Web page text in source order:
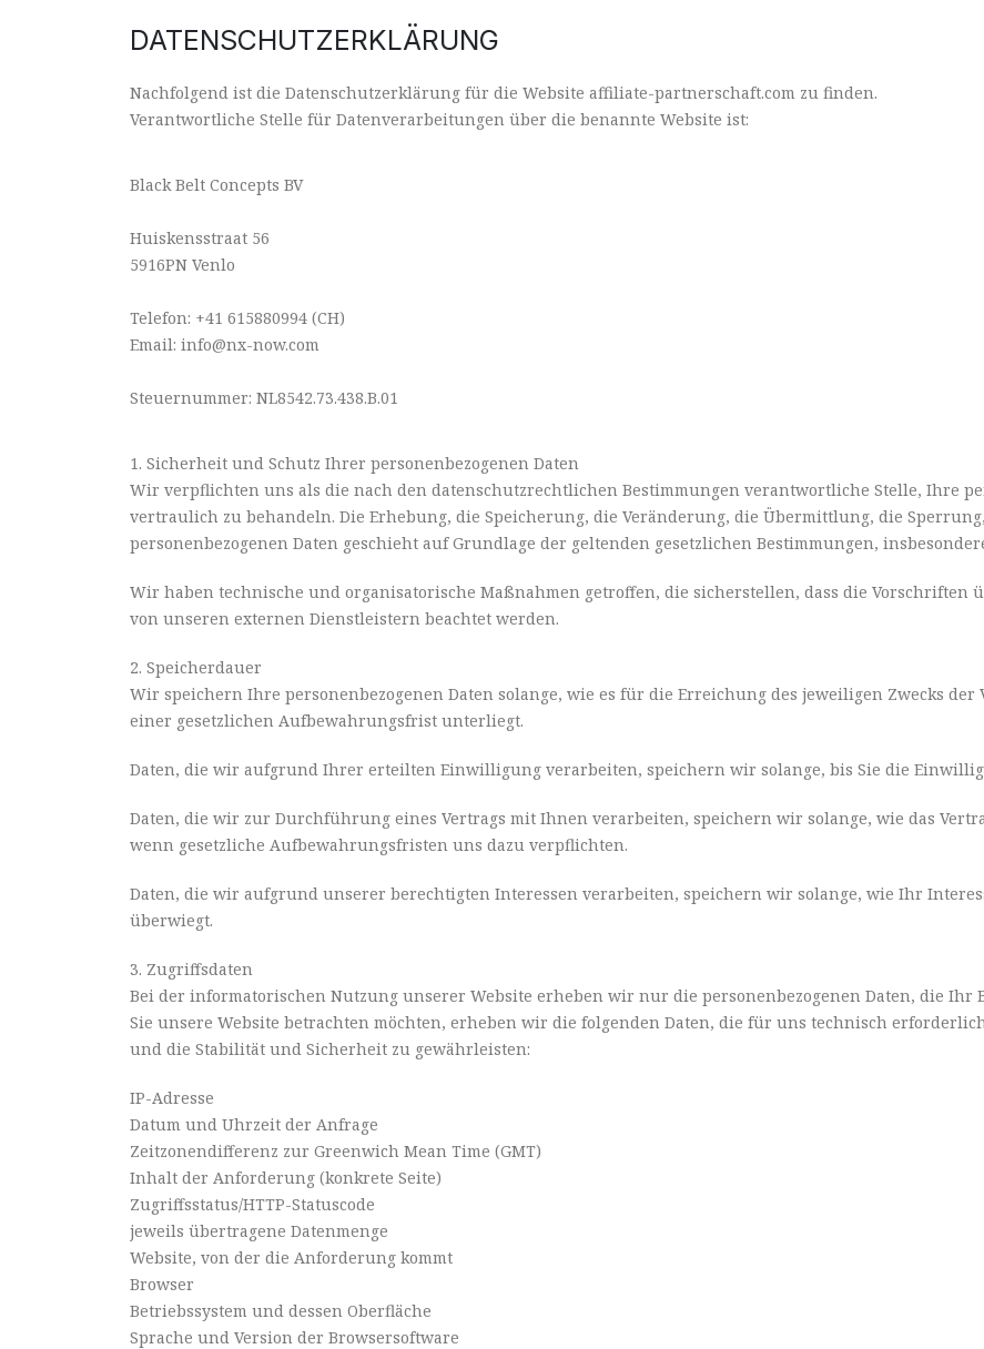
DATENSCHUTZERKLÄRUNG
Nachfolgend ist die Datenschutzerklärung für die Website affiliate-partnerschaft.com zu finden.
Verantwortliche Stelle für Datenverarbeitungen über die benannte Website ist:
Black Belt Concepts BV
Huiskensstraat 56
5916PN Venlo
Telefon: +41 615880994 (CH)
Email: info@nx-now.com
Steuernummer: NL8542.73.438.B.01
1. Sicherheit und Schutz Ihrer personenbezogenen Daten
Wir verpflichten uns als die nach den datenschutzrechtlichen Bestimmungen verantwortliche Stelle, Ihre
vertraulich zu behandeln. Die Erhebung, die Speicherung, die Veränderung, die Übermittlung, die
personenbezogenen Daten geschieht auf Grundlage der geltenden gesetzlichen Bestimmungen,
Wir haben technische und organisatorische Maßnahmen getroffen, die sicherstellen, dass die Vorschriften
von unseren externen Dienstleistern beachtet werden.
2. Speicherdauer
Wir speichern Ihre personenbezogenen Daten solange, wie es für die Erreichung des jeweiligen Zwecks
einer gesetzlichen Aufbewahrungsfrist unterliegt.
Daten, die wir aufgrund Ihrer erteilten Einwilligung verarbeiten, speichern wir solange, bis Sie die
Daten, die wir zur Durchführung eines Vertrags mit Ihnen verarbeiten, speichern wir solange, wie das
wenn gesetzliche Aufbewahrungsfristen uns dazu verpflichten.
Daten, die wir aufgrund unserer berechtigten Interessen verarbeiten, speichern wir solange, wie Ihr
überwiegt.
3. Zugriffsdaten
Bei der informatorischen Nutzung unserer Website erheben wir nur die personenbezogenen Daten, die Ihr
Sie unsere Website betrachten möchten, erheben wir die folgenden Daten, die für uns technisch
und die Stabilität und Sicherheit zu gewährleisten:
IP-Adresse
Datum und Uhrzeit der Anfrage
Zeitzonendifferenz zur Greenwich Mean Time (GMT)
Inhalt der Anforderung (konkrete Seite)
Zugriffsstatus/HTTP-Statuscode
jeweils übertragene Datenmenge
Website, von der die Anforderung kommt
Browser
Betriebssystem und dessen Oberfläche
Sprache und Version der Browsersoftware